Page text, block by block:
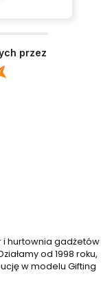
przez
hurtownia gadżetów
od 1998 roku,
w modelu Gifting